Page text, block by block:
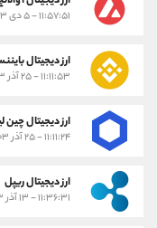
۱۱:۵۷:۵۱ - ۵ دی ۱۴۰۳
ارز دیجیتال
۱۱:۱۱:۵۳ - ۲۵ آذر ۱۴۰۳
ارز دیجیتال چین
۱۱:۱۱:۲۴ - ۲۵ آذر ۱۴۰۳
ارز دیجیتال ریپل
۱۱:۳۶:۳۱ - ۱۳ آذر ۱۴۰۳